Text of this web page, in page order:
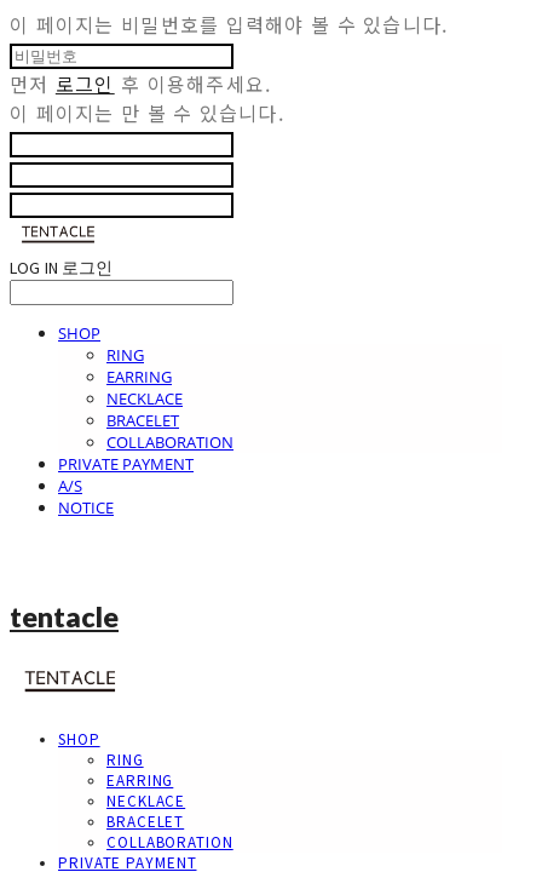
이 페이지는 비밀번호를 입력해야 볼 수 있습니다.
먼저 로그인 후 이용해주세요.
이 페이지는 만 볼 수 있습니다.
LOG IN 로그인
SHOP
RING
EARRING
NECKLACE
BRACELET
COLLABORATION
PRIVATE PAYMENT
A/S
NOTICE
tentacle
SHOP
RING
EARRING
NECKLACE
BRACELET
COLLABORATION
PRIVATE PAYMENT